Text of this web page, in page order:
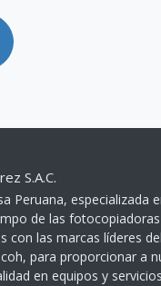
S.A.C.
Peruana, especializada
de las
con las marcas líderes
para proporcionar a
en equipos y